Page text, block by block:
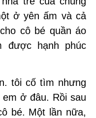
ở yên ấm và cả
cô bé quần áo
được hạnh phúc
tôi cố tìm nhưng
ở đâu. Rồi sau
bé. Một lần nữa,